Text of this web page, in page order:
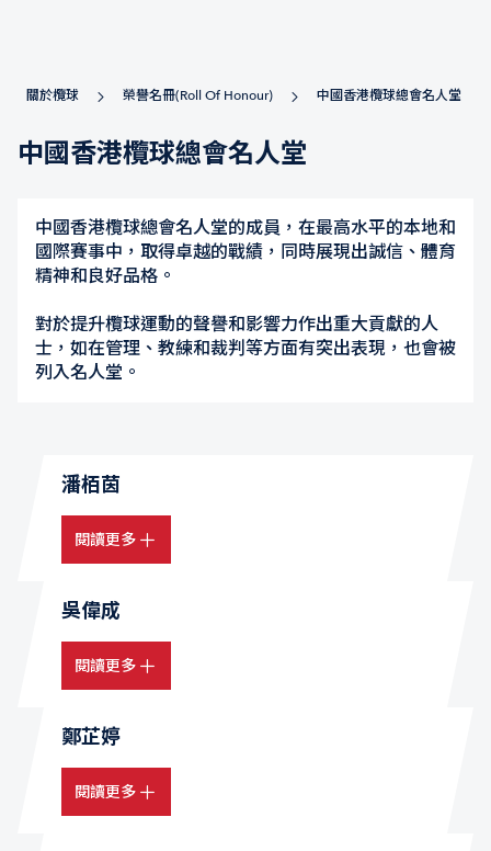
關於欖球 榮譽名冊(Roll Of Honour) 中國香港欖球總會名人堂
中國香港欖球總會名人堂
中國香港欖球總會名人堂的成員，在最高水平的本地和
國際賽事中，取得卓越的戰績，同時展現出誠信、體育
精神和良好品格。
對於提升欖球運動的聲譽和影響力作出重大貢獻的人
士，如在管理、教練和裁判等方面有突出表現，也會被
列入名人堂。
潘栢茵
閱讀更多
吳偉成
閱讀更多
鄭芷婷
閱讀更多